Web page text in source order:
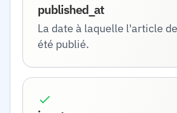
published_at
La date à laquelle l'article
été publié.